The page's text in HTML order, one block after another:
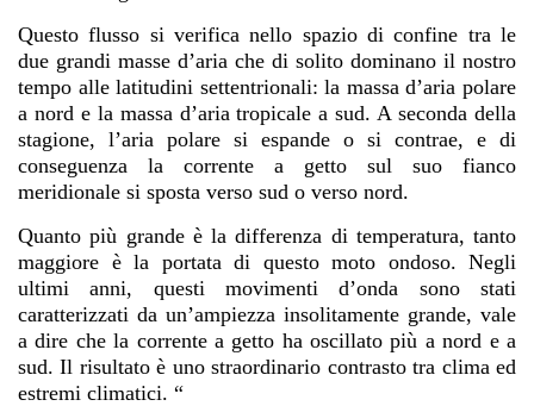
Questo flusso si verifica nello spazio di confine tra le
due grandi masse d’aria che di solito dominano il nostro
tempo alle latitudini settentrionali: la massa d’aria polare
a nord e la massa d’aria tropicale a sud. A seconda della
stagione, l’aria polare si espande o si contrae, e di
conseguenza la corrente a getto sul suo fianco
meridionale si sposta verso sud o verso nord.
Quanto più grande è la differenza di temperatura, tanto
maggiore è la portata di questo moto ondoso. Negli
ultimi anni, questi movimenti d’onda sono stati
caratterizzati da un’ampiezza insolitamente grande, vale
a dire che la corrente a getto ha oscillato più a nord e a
sud. Il risultato è uno straordinario contrasto tra clima ed
estremi climatici. “